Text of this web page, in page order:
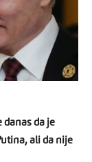
da je
ali da nije